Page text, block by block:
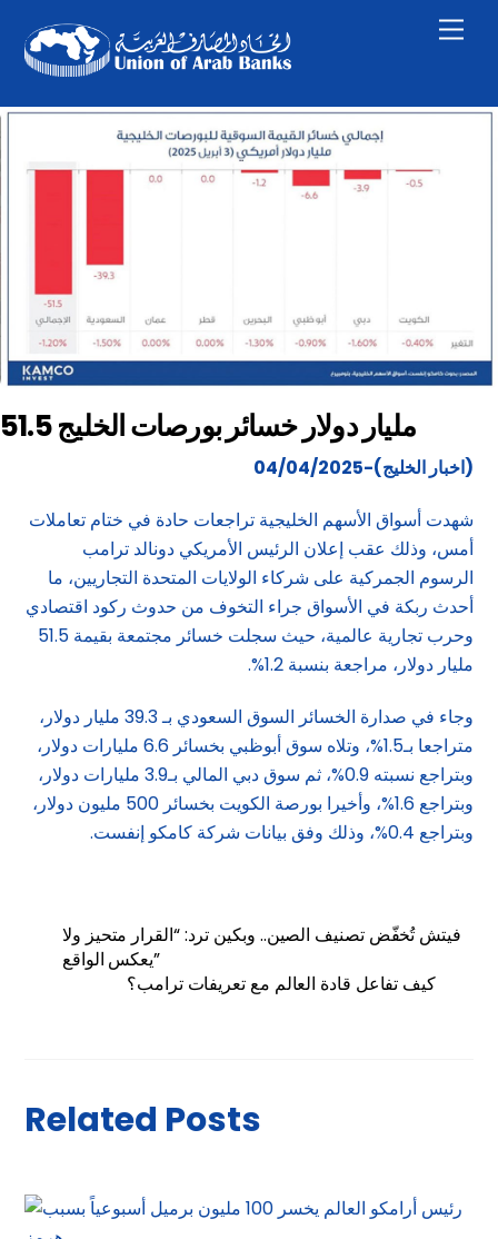
content
51.5 مليار دولار خسائر بورصات الخليج
(اخبار الخليج)-04/04/2025
شهدت أسواق الأسهم الخليجية تراجعات حادة في ختام تعاملات
أمس، وذلك عقب إعلان الرئيس الأمريكي دونالد ترامب
الرسوم الجمركية على شركاء الولايات المتحدة التجاريين، ما
أحدث ربكة في الأسواق جراء التخوف من حدوث ركود اقتصادي
وحرب تجارية عالمية، حيث سجلت خسائر مجتمعة بقيمة 51.5
مليار دولار، مراجعة بنسبة 1.2%.
وجاء في صدارة الخسائر السوق السعودي بـ 39.3 مليار دولار،
متراجعا بـ1.5%، وتلاه سوق أبوظبي بخسائر 6.6 مليارات دولار،
وبتراجع نسبته 0.9%، ثم سوق دبي المالي بـ3.9 مليارات دولار،
وبتراجع 1.6%، وأخيرا بورصة الكويت بخسائر 500 مليون دولار،
وبتراجع 0.4%، وذلك وفق بيانات شركة كامكو إنفست.
فيتش تُخفّض تصنيف الصين.. وبكين ترد: “القرار متحيز ولا
يعكس الواقع”
كيف تفاعل قادة العالم مع تعريفات ترامب؟
Related Posts